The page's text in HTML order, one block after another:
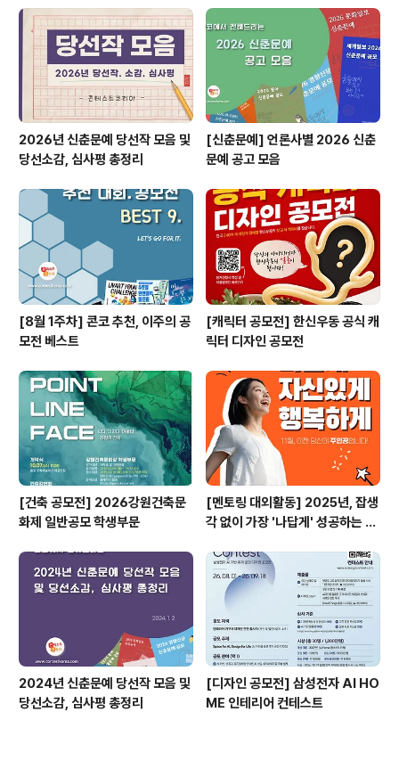
론사 인플루언스뉴스 인턴기자 활동 기회 부여 - 해당 기업
서포터즈 활동 인증서 발급 - 참여자 전원 시연 제품 제공
◎ 문 의 미디어잇다 사무운영국 02-70..
2026년 신춘문예 당선작 모음 및
당선소감, 심사평 총정리
[신춘문예] 언론사별 2026 신춘
문예 공고 모음
[8월 1주차] 콘코 추천, 이주의 공
모전 베스트
[캐릭터 공모전] 한신우동 공식 캐
릭터 디자인 공모전
[건축 공모전] 2026강원건축문
화제 일반공모 학생부문
[멘토링 대외활동] 2025년, 잡생
각 없이 가장 '나답게' 성공하는 법
2024년 신춘문예 당선작 모음 및
당선소감, 심사평 총정리
[디자인 공모전] 삼성전자 AI HO
ME 인테리어 컨테스트